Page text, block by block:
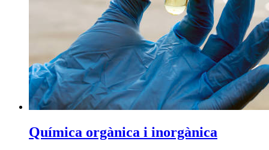
Química orgànica i inorgànica